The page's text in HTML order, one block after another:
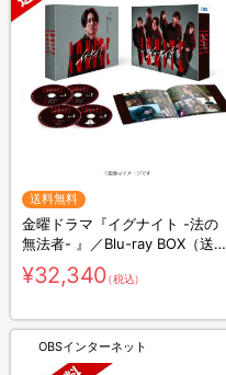
送料無料
金曜ドラマ『イグナイト -法の
無法者- 』／Blu-ray BOX（送料
無料・4枚組）
¥32,340（税込）
OBSインターネット